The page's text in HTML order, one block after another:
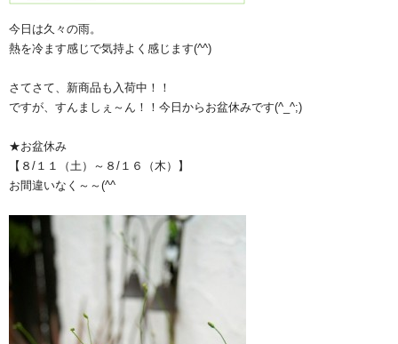
今日は久々の雨。
熱を冷ます感じで気持よく感じます(^^)
さてさて、新商品も入荷中！！
ですが、すんましぇ～ん！！今日からお盆休みです(^_^;)
★お盆休み
【８/１１（土）～８/１６（木）】
お間違いなく～～(^^ゞ